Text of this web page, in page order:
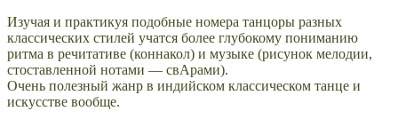
Изучая и практикуя подобные номера танцоры разных
классических стилей учатся более глубокому пониманию
ритма в речитативе (коннакол) и музыке (рисунок мелодии,
стоставленной нотами — свАрами).
Очень полезный жанр в индийском классическом танце и
искусстве вообще.